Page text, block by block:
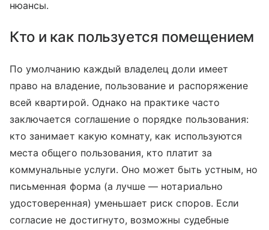
нюансы.
Кто и как пользуется помещением
По умолчанию каждый владелец доли имеет
право на владение, пользование и распоряжение
всей квартирой. Однако на практике часто
заключается соглашение о порядке пользования:
кто занимает какую комнату, как используются
места общего пользования, кто платит за
коммунальные услуги. Оно может быть устным, но
письменная форма (а лучше — нотариально
удостоверенная) уменьшает риск споров. Если
согласие не достигнуто, возможны судебные